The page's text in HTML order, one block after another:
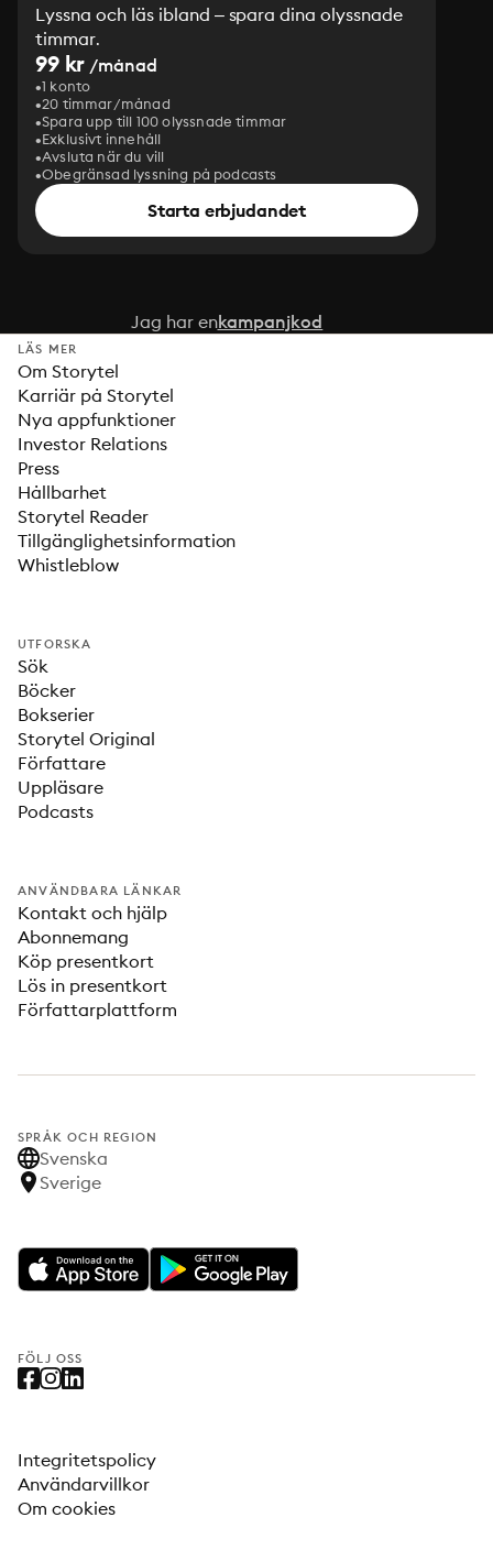
Lyssna och läs ibland – spara dina olyssnade
timmar.
99 kr /månad
1 konto
20 timmar/månad
Spara upp till 100 olyssnade timmar
Exklusivt innehåll
Avsluta när du vill
Obegränsad lyssning på podcasts
Starta erbjudandet
Jag har enkampanjkod
LÄS MER
Om Storytel
Karriär på Storytel
Nya appfunktioner
Investor Relations
Press
Hållbarhet
Storytel Reader
Tillgänglighetsinformation
Whistleblow
UTFORSKA
Sök
Böcker
Bokserier
Storytel Original
Författare
Uppläsare
Podcasts
ANVÄNDBARA LÄNKAR
Kontakt och hjälp
Abonnemang
Köp presentkort
Lös in presentkort
Författarplattform
SPRÅK OCH REGION
Svenska
Sverige
FÖLJ OSS
Integritetspolicy
Användarvillkor
Om cookies